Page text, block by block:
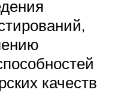
качеств